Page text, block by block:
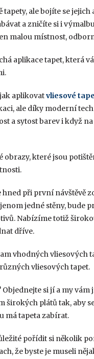
tapety, ale bojíte se
a zničíte si i
malou místnost,
aplikace tapet, která
aplikovatvliesové
ale díky moderní
a sytost barev i když
obrazy, které jsou
hned při první návštěvě
jedné stěny, bude
Nabízíme totiž
dříve.
vhodných vliesových
vliesových tapet.
si jí a my
širokých plátů tak, aby
má tapeta zabírat.
pořídit si několik
že byste je museli